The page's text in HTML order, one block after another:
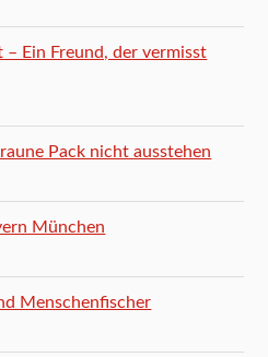
– Ein Freund, der vermisst
Pack nicht ausstehen
München
Menschenfischer